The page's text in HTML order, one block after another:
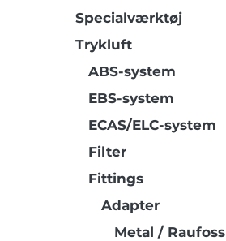
Specialværktøj
Trykluft
ABS-system
EBS-system
ECAS/ELC-system
Filter
Fittings
Adapter
Metal / Raufoss